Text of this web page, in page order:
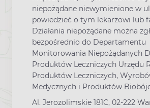
niepożądane niewymienione w
powiedzieć o tym lekarzowi lub
Działania niepożądane można
bezpośrednio do Departamentu
Monitorowania Niepożądanych
Produktów Leczniczych Urzędu
Produktów Leczniczych,
Medycznych i Produktów
Al. Jerozolimskie 181C, 02-222